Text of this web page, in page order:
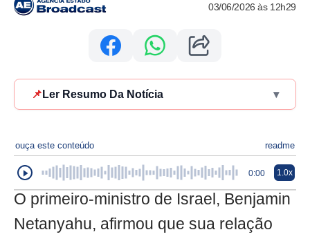
03/06/2026 às 12h29
📌 Ler Resumo Da Notícia ▾
ouça este conteúdo readme
0:00 1.0x
O primeiro-ministro de Israel, Benjamin
Netanyahu, afirmou que sua relação